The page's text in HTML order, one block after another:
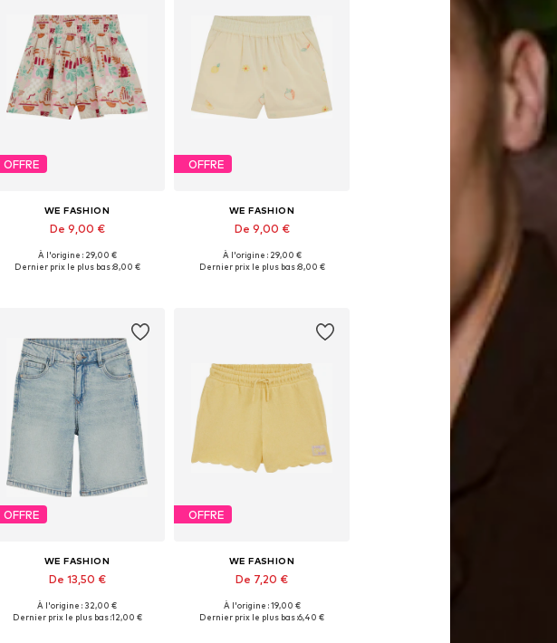
OFFRE
WE FASHION
De 9,00 €
Disponible en plusieurs tailles
À l'origine : 29,00 €
Dernier prix le plus bas :8,00 €
OFFRE
WE FASHION
De 9,00 €
Disponible en plusieurs tailles
À l'origine : 29,00 €
Dernier prix le plus bas :8,00 €
OFFRE
WE FASHION
De 13,50 €
À l'origine : 32,00 €
Dernier prix le plus bas :12,00 €
OFFRE
WE FASHION
De 7,20 €
À l'origine : 19,00 €
Dernier prix le plus bas :6,40 €